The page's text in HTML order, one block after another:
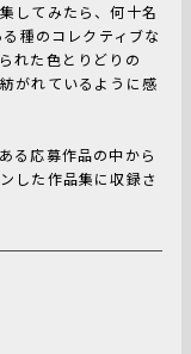
してみたら、何十名
種のコレクティブな
れた色とりどりの
がれているように感
る応募作品の中から
した作品集に収録さ